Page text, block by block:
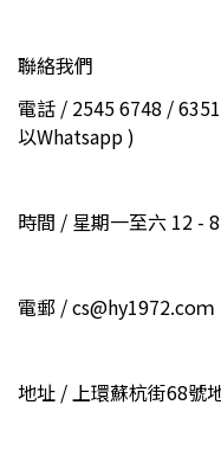
聯絡我們
電話 / 2545 6748 /
以Whatsapp )
時間 / 星期一至六 12 -
電郵 / cs@hy1972.coｍ
地址 / 上環蘇杭街68號